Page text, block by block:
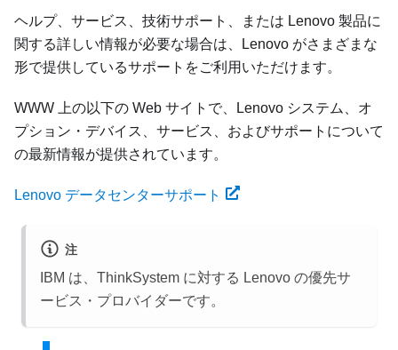
ヘルプ、サービス、技術サポート、または Lenovo 製品に
関する詳しい情報が必要な場合は、Lenovo がさまざまな
形で提供しているサポートをご利用いただけます。
WWW 上の以下の Web サイトで、Lenovo システム、オ
プション・デバイス、サービス、およびサポートについて
の最新情報が提供されています。
Lenovo データセンターサポート
注
IBM は、ThinkSystem に対する Lenovo の優先サ
ービス・プロバイダーです。